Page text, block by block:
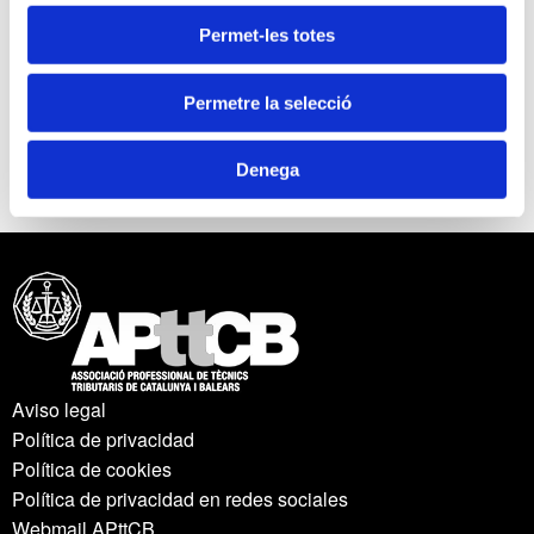
Permet-les totes
Permetre la selecció
Denega
- Modificació del PGC, i del PGC PYMES.
- Consultes de l'ICAC publicades a l'any 2015.
PER DESCARREGAR LA INFORMACIÓ EN PDF,
Aviso legal
Política de privacidad
Política de cookies
Política de privacidad en redes sociales